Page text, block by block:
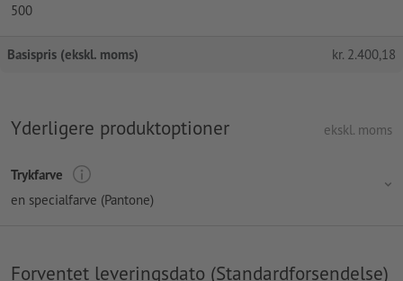
500
Basispris (ekskl. moms) kr. 2.400,18
Yderligere produktoptioner ekskl. moms
Trykfarve
en specialfarve (Pantone)
Forventet leveringsdato (Standardforsendelse)